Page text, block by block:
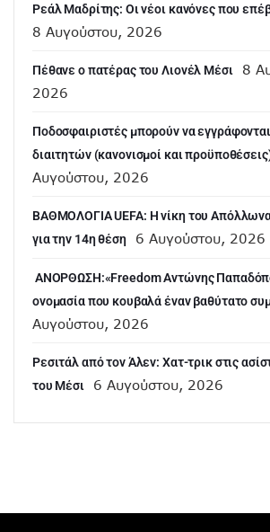
Ρεάλ Μαδρίτης: Οι νέοι κανόνες που
8 Αυγούστου, 2026
Πέθανε ο πατέρας του Λιονέλ Μέσι
8
2026
Ποδοσφαιριστές μπορούν να
διαιτητών (κανονισμοί και
Αυγούστου, 2026
ΒΑΘΜΟΛΟΓΙΑ UEFA: Η νίκη του Απόλλωνα
για την 14η θέση
6 Αυγούστου, 2026
ANOΡΘΩΣΗ:«Freedom Αντώνης
ονομασία που κουβαλά έναν βαθύτατο
Αυγούστου, 2026
Ρεσιτάλ από τον Άλεν: Χατ-τρικ στις
του Μέσι
6 Αυγούστου, 2026